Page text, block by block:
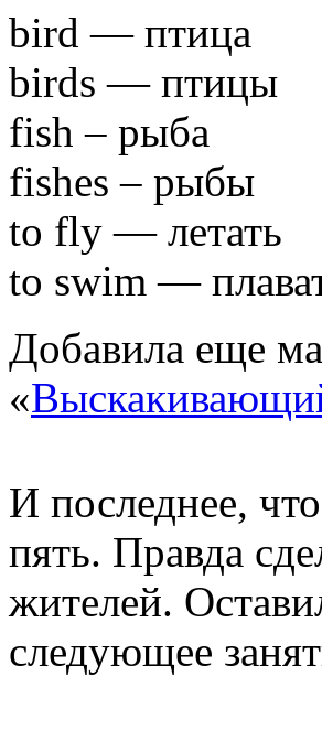
bird — птица
birds — птицы
fish – рыба
fishes – рыбы
to fly — летать
to swim —
Добавила еще
«
И последнее,
пять. Правда
жителей.
следующее